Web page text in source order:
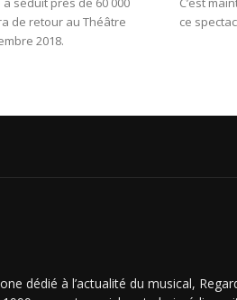
de retour au Théâtre
2018.
ce
dédié à l’actualité du musical,